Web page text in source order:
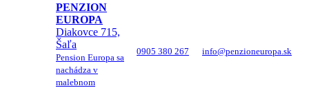
PENZION
EUROPA
Diakovce 715,
Šaľa
Pension Europa sa
nachádza v
malebnom
0905 380 267 info@penzioneuropa.sk